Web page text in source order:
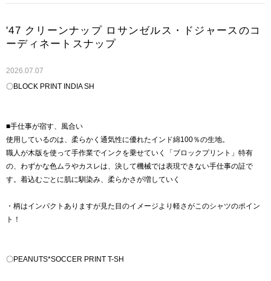
'47 クリーンナップ ロサンゼルス・ドジャースのコ
ーディネートスナップ
2026.07.07
〇BLOCK PRINT INDIA SH
■手仕事が宿す、風合い
使用しているのは、柔らかく通気性に優れたインド綿100％の生地。
職人が木版を使って手作業でインクを乗せていく「ブロックプリント」特有
の、わずかな色ムラやカスレは、決して機械では表現できない手仕事の証で
す。着込むごとに肌に馴染み、柔らかさが増していく
・柄はインパクトありますが見た目のイメージより軽さがこのシャツのポイン
ト！
〇PEANUTS*SOCCER PRINT T-SH